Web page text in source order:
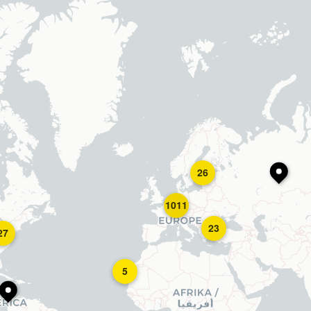
26
5
23
1011